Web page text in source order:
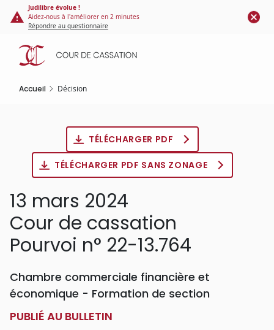
Panneau de gestion des cookies
contenu
principal
Judilibre évolue !
Aidez-nous à l'améliorer en 2 minutes
Répondre au questionnaire
Accueil Décision
TÉLÉCHARGER PDF
TÉLÉCHARGER PDF SANS ZONAGE
13 mars 2024
Cour de cassation
Pourvoi n° 22-13.764
Chambre commerciale financière et
économique - Formation de section
PUBLIÉ AU BULLETIN